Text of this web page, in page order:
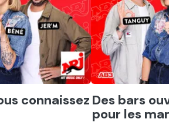
connaissez Ecouter
Des bars
pour les